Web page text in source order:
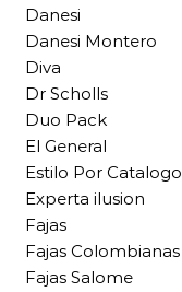
Danesi
Danesi Montero
Diva
Dr Scholls
Duo Pack
El General
Estilo Por Catalogo
Experta ilusion
Fajas
Fajas Colombianas
Fajas Salome